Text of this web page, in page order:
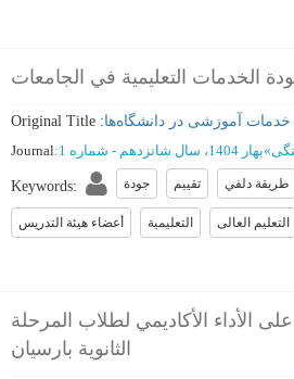
الخدمات التعليمية في الجامعات
Original Title :خدمات آموزشی در دانشگاه‌ها
Journal: »بهار 1404، سال شانزدهم - شماره 1
Keywords: جودة تقييم طريقة دلفي
أعضاء هیئة التدریس التعلیمیة التعلیم العالی
الأداء الأكاديمي لطلاب المرحلة
الثانوية بارسيان